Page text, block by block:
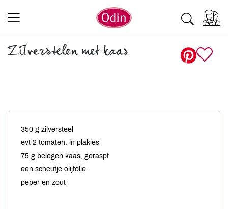
Zilverstelen met kaas
350 g zilversteel
evt 2 tomaten, in plakjes
75 g belegen kaas, geraspt
een scheutje olijfolie
peper en zout